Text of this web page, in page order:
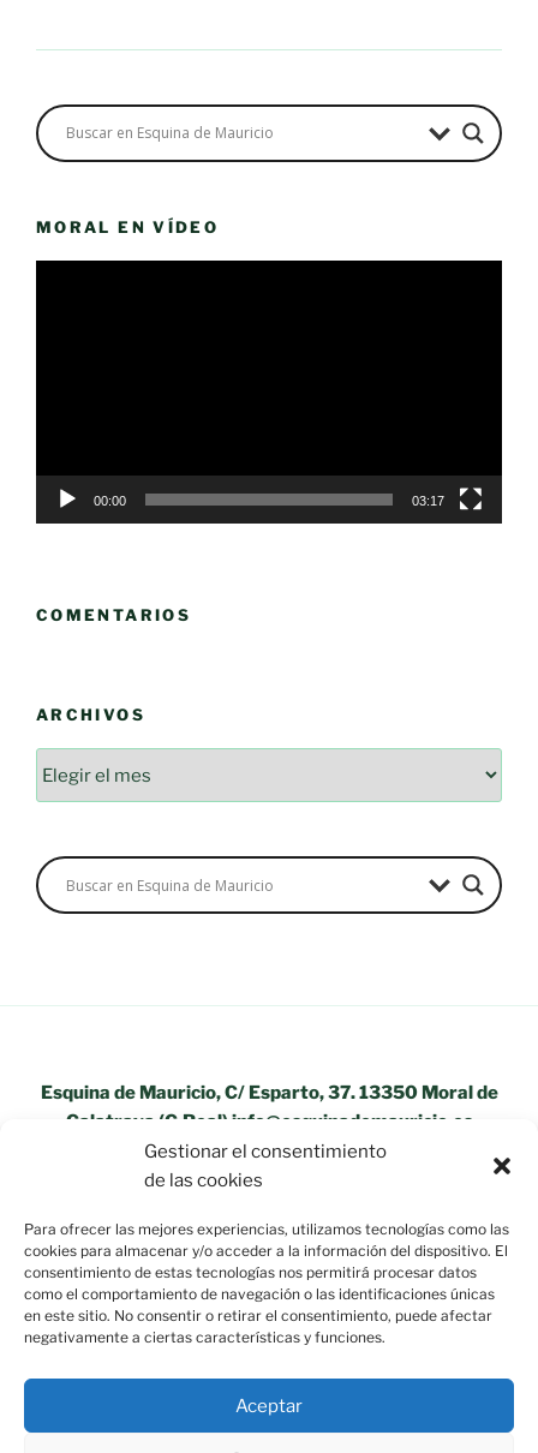
Gestionar el consentimiento
de las cookies
Para ofrecer las mejores experiencias, utilizamos tecnologías como las
cookies para almacenar y/o acceder a la información del dispositivo. El
consentimiento de estas tecnologías nos permitirá procesar datos
como el comportamiento de navegación o las identificaciones únicas
en este sitio. No consentir o retirar el consentimiento, puede afectar
negativamente a ciertas características y funciones.
Aceptar
MORAL EN VÍDEO
00:00 03:17
COMENTARIOS
ARCHIVOS
Esquina de Mauricio, C/ Esparto, 37. 13350 Moral de
Calatrava (C.Real) info@esquinademauricio.es
«Aviso Legal»
Política de privacidad Funciona gracias a WordPress